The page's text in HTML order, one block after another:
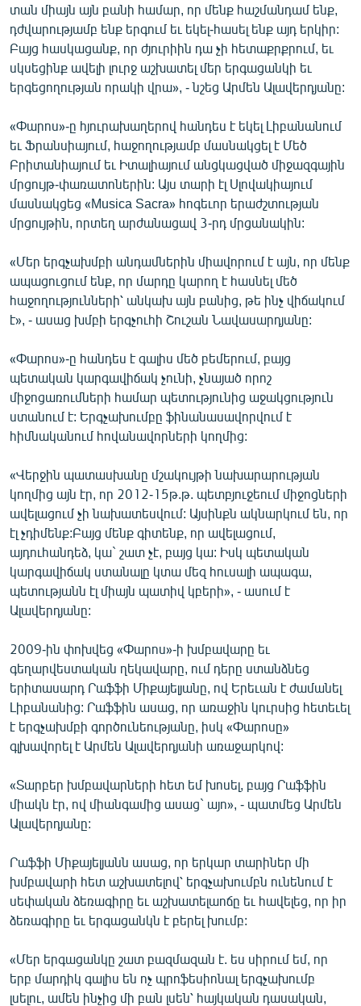
տան միայն այն բանի համար, որ մենք հաշմանդամ ենք,
դժվարությամբ ենք երգում եւ եկել-հասել ենք այդ երկիր:
Բայց հասկացանք, որ ժյուրիին դա չի հետաքրքրում, եւ
սկսեցինք ավելի լուրջ աշխատել մեր երգացանկի եւ
երգեցողության որակի վրա», - նշեց Արմեն Ալավերդյանը:
«Փարոս»-ը հյուրախաղերով հանդես է եկել Լիբանանում
եւ Ֆրանսիայում, հաջողությամբ մասնակցել է Մեծ
Բրիտանիայում եւ Իտալիայում անցկացված միջազգային
մրցույթ-փառատոներին: Այս տարի էլ Սլովակիայում
մասնակցեց «Musica Sacra» հոգեւոր երաժշտության
մրցույթին, որտեղ արժանացավ 3-րդ մրցանակին:
«Մեր երգչախմբի անդամներին միավորում է այն, որ մենք
ապացուցում ենք, որ մարդը կարող է հասնել մեծ
հաջողությունների՝ անկախ այն բանից, թե ինչ վիճակում
է», - ասաց խմբի երգչուհի Շուշան Նավասարդյանը:
«Փարոս»-ը հանդես է գալիս մեծ բեմերում, բայց
պետական կարգավիճակ չունի, չնայած որոշ
միջոցառումների համար պետությունից աջակցություն
ստանում է: Երգչախումբը ֆինանասավորվում է
հիմնականում հովանավորների կողմից:
«Վերջին պատասխանը մշակույթի նախարարության
կողմից այն էր, որ 2012-15թ.թ. պետբյուջեում միջոցների
ավելացում չի նախատեսվում: Այսինքն ակնարկում են, որ
էլ չդիմենք:Բայց մենք գիտենք, որ ավելացում,
այդուհանդեձ, կա` շատ չէ, բայց կա: Իսկ պետական
կարգավիճակ ստանալը կտա մեզ հուսալի ապագա,
պետությանն էլ միայն պատիվ կբերի», - ասում է
Ալավերդյանը:
2009-ին փոխվեց «Փարոս»-ի խմբավարը եւ
գեղարվեստական ղեկավարը, ում դերը ստանձնեց
երիտասարդ Րաֆֆի Միքայելյանը, ով Երեւան է ժամանել
Լիբանանից: Րաֆֆին ասաց, որ առաջին կուրսից հետեւել
է երգչախմբի գործունեությանը, իսկ «Փարոսը»
գլխավորել է Արմեն Ալավերդյանի առաջարկով:
«Տարբեր խմբավարների հետ եմ խոսել, բայց Րաֆֆին
միակն էր, ով միանգամից ասաց` այո», - պատմեց Արմեն
Ալավերդյանը:
Րաֆֆի Միքայելյանն ասաց, որ երկար տարիներ մի
խմբավարի հետ աշխատելով՝ երգչախումբն ունենում է
սեփական ձեռագիրը եւ աշխատելաոճը եւ հավելեց, որ իր
ձեռագիրը եւ երգացանկն է բերել խումբ:
«Մեր երգացանկը շատ բազմազան է. ես սիրում եմ, որ
երբ մարդիկ գալիս են ոչ պրոֆեսիոնալ երգչախումբ
լսելու, ամեն ինչից մի բան լսեն՝ հայկական դասական,